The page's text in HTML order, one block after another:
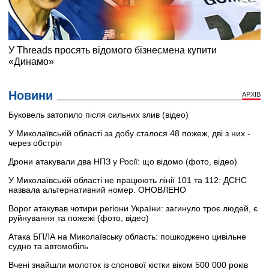
Новини АРХІВ
Буковель затопило після сильних злив (відео)
У Миколаївській області за добу сталося 48 пожеж, дві з них -
через обстріл
Дрони атакували два НПЗ у Росії: що відомо (фото, відео)
У Миколаївській області не працюють лінії 101 та 112: ДСНС
назвала альтернативний номер. ОНОВЛЕНО
Ворог атакував чотири регіони України: загинуло троє людей, є
руйнування та пожежі (фото, відео)
Атака БПЛА на Миколаївську область: пошкоджено цивільне
судно та автомобіль
Вчені знайшли молоток із слонової кістки віком 500 000 років